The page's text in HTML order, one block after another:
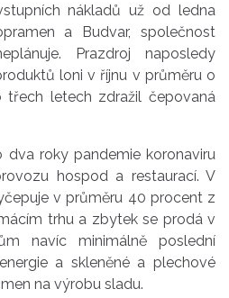
nákladů už od ledna
a Budvar, společnost
Prazdroj naposledy
loni v říjnu v průměru o
letech zdražil čepovaná
dva roky pandemie koronaviru
hospod a restaurací. V
v průměru 40 procent z
trhu a zbytek se prodá v
navíc minimálně poslední
a skleněné a plechové
na výrobu sladu.